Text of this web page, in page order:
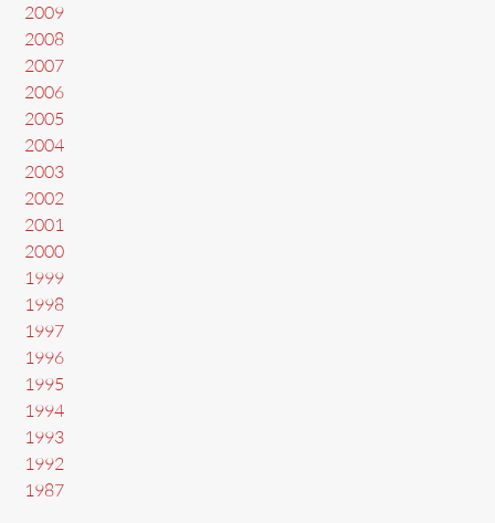
2009
2008
2007
2006
2005
2004
2003
2002
2001
2000
1999
1998
1997
1996
1995
1994
1993
1992
1987